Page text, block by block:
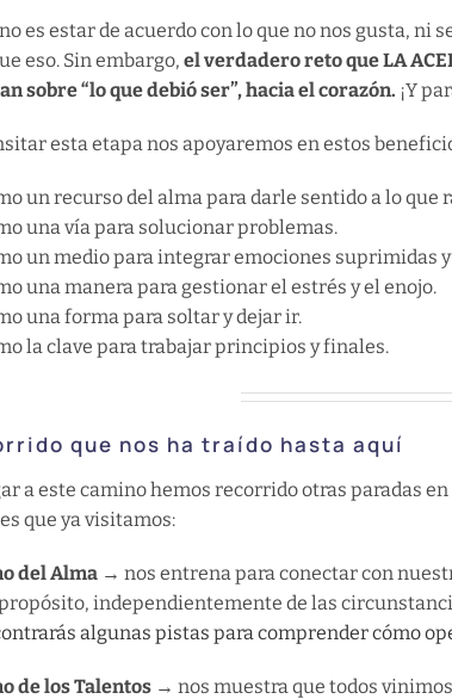
es estar de acuerdo con lo que no nos gusta, ni
eso. Sin embargo,el verdadero reto que LA
sobre “lo que debió ser”, hacia el corazón. ¡Y
esta etapa nos apoyaremos en estos
un recurso del alma para darle sentido a lo
una vía para solucionar problemas.
un medio para integrar emociones suprimidas
una manera para gestionar el estrés y el enojo.
una forma para soltar y dejar ir.
la clave para trabajar principios y finales.
que nos ha traído hasta aquí
a este camino hemos recorrido otras paradas
que ya visitamos:
del Alma → nos entrena para conectar con
independientemente de las
algunas pistas para comprender cómo
de los Talentos → nos muestra que todos